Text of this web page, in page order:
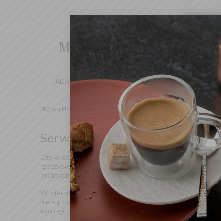
JADALNIA KUCHNIA DOM
Mensa Home Nakrycie stołu Serwetki papierowe
Serwetki papierowe (Znaleziono
Czy wiesz, że dobrze dobraneserwetki papierowe
rzeczywistości grają kluczową rolę w budowaniu
praktyczne, ale i piękne.
W ofercie Mensa Home znajdziesz wyłącznie starannie
nie są zwykłe produkty – to elementy dekoracyjne z
ekologicznym podejściem do produkcji.